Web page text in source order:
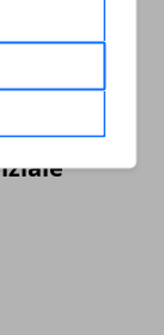
Binomio